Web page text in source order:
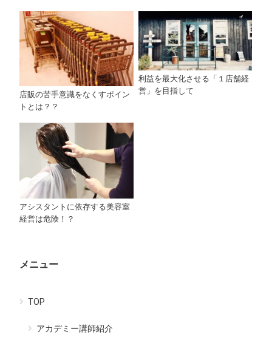
店販の苦手意識をなくすポイン
トとは？？
利益を最大化させる「１店舗経
営」を目指して
アシスタントに依存する美容室
経営は危険！？
メニュー
TOP
アカデミー講師紹介